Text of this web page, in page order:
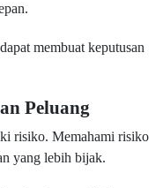
membuat keputusan
Peluang
risiko. Memahami risiko
yang lebih bijak.